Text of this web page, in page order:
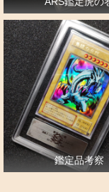
鑑定品考察